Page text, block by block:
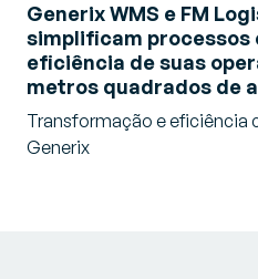
Generix WMS e FM
simplificam processos
eficiência de suas
metros quadrados de
Transformação e eficiência
Generix